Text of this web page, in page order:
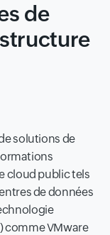
de
solutions de
cloud public tels
de données
comme VMware